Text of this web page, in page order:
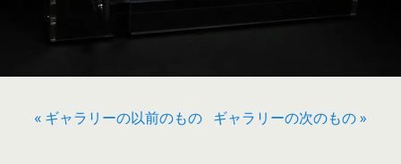
« ギャラリーの以前のもの ギャラリーの次のもの »